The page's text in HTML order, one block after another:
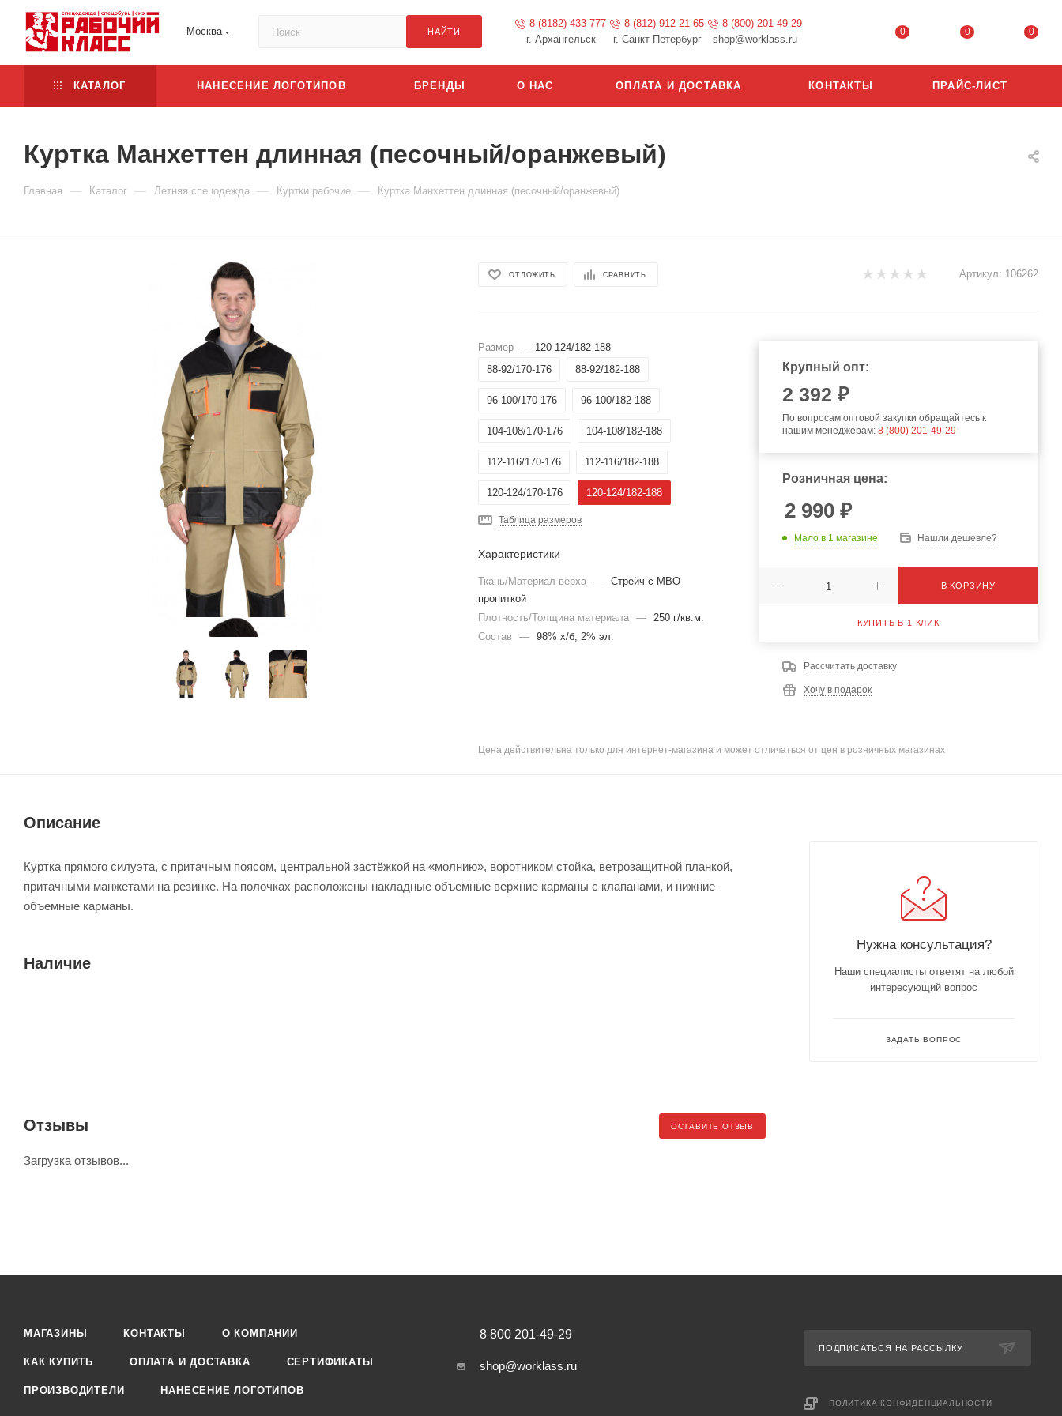
Москва НАЙТИ
8 (8182) 433-777
г. Архангельск
8 (812) 912-21-65
г. Санкт-Петербург
8 (800) 201-49-29
shop@worklass.ru
0 0 0
КАТАЛОГ НАНЕСЕНИЕ ЛОГОТИПОВ БРЕНДЫ О НАС ОПЛАТА И ДОСТАВКА КОНТАКТЫ ПРАЙС-ЛИСТ
Куртка Манхеттен длинная (песочный/оранжевый)
Главная — Каталог — Летняя спецодежда — Куртки рабочие — Куртка Манхеттен длинная (песочный/оранжевый)
ОТЛОЖИТЬ СРАВНИТЬ Артикул: 106262
Размер — 120-124/182-188
88-92/170-176
88-92/182-188
96-100/170-176 96-100/182-188
104-108/170-176 104-108/182-188
112-116/170-176 112-116/182-188
120-124/170-176 120-124/182-188
Таблица размеров
Характеристики
Ткань/Материал верха —
Стрейч с МВО
пропиткой
Плотность/Толщина материала
—
250 г/кв.м.
Состав
— 98% х/б; 2% эл.
Крупный опт:
2 392 ₽
По вопросам оптовой закупки обращайтесь к
нашим менеджерам: 8 (800) 201-49-29
Розничная цена:
2 990₽
Мало в 1 магазине Нашли дешевле?
В КОРЗИНУ
КУПИТЬ В 1 КЛИК
Рассчитать доставку
Хочу в подарок
Цена действительна только для интернет-магазина и может отличаться от цен в розничных магазинах
Описание
Куртка прямого силуэта, с притачным поясом, центральной застёжкой на «молнию», воротником стойка, ветрозащитной планкой,
притачными манжетами на резинке. На полочках расположены накладные объемные верхние карманы с клапанами, и нижние
объемные карманы.
Наличие
Отзывы ОСТАВИТЬ ОТЗЫВ
Загрузка отзывов...
Нужна консультация?
Наши специалисты ответят на любой
интересующий вопрос
ЗАДАТЬ ВОПРОС
МАГАЗИНЫ КОНТАКТЫ О КОМПАНИИ
КАК КУПИТЬ ОПЛАТА И ДОСТАВКА СЕРТИФИКАТЫ
ПРОИЗВОДИТЕЛИ НАНЕСЕНИЕ ЛОГОТИПОВ
8 800 201-49-29
shop@worklass.ru
ПОДПИСАТЬСЯ НА РАССЫЛКУ
ПОЛИТИКА КОНФИДЕНЦИАЛЬНОСТИ